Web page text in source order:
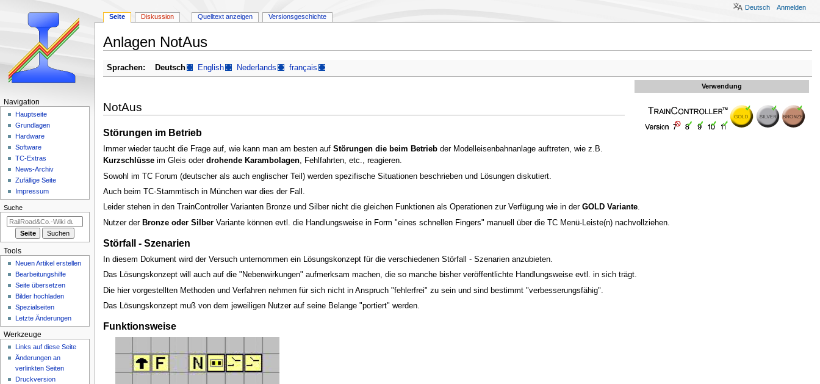
Anlagen NotAus
Zur
Navigation
Zur
Suche
Sprachen: Deutsch English Nederlands français
Verwendung
NotAus
Störungen im Betrieb
Immer wieder taucht die Frage auf, wie kann man am besten auf Störungen die beim Betriebder Modelleisenbahnanlage auftreten, wie z.B.
Kurzschlüsseim Gleis oder drohende Karambolagen, Fehlfahrten, etc., reagieren.
Sowohl im TC Forum (deutscher als auch englischer Teil) werden spezifische Situationen beschrieben und Lösungen diskutiert.
Auch beim TC-Stammtisch in München war dies der Fall.
Leider stehen in den TrainController Varianten Bronze und Silber nicht die gleichen Funktionen als Operationen zur Verfügung wie in der GOLD Variante.
Nutzer der Bronze oder SilberVariante können evtl. die Handlungsweise in Form "eines schnellen Fingers" manuell über die TC Menü-Leiste(n) nachvollziehen.
Störfall - Szenarien
In diesem Dokument wird der Versuch unternommen ein Lösungskonzept für die verschiedenen Störfall - Szenarien anzubieten.
Das Lösungskonzept will auch auf die "Nebenwirkungen" aufmerksam machen, die so manche bisher veröffentlichte Handlungsweise evtl. in sich trägt.
Die hier vorgestellten Methoden und Verfahren nehmen für sich nicht in Anspruch "fehlerfrei" zu sein und sind bestimmt "verbesserungsfähig".
Das Lösungskonzept muß von dem jeweiligen Nutzer auf seine Belange "portiert" werden.
Funktionsweise
N
i
o
m
Seite Diskussion Quelltext anzeigen Versionsgeschichte
Deutsch Anmelden
Navigation
Hauptseite
Grundlagen
Hardware
Software
TC-Extras
News-Archiv
Zufällige Seite
Impressum
Suche
Tools
Neuen Artikel erstellen
Bearbeitungshilfe
Seite übersetzen
Bilder hochladen
Spezialseiten
Letzte Änderungen
Werkzeuge
Links auf diese Seite
Änderungen an
verlinkten Seiten
Druckversion